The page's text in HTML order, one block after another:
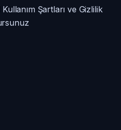
Şartları ve Gizlilik